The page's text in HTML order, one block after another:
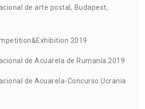
de arte postal, Budapest,
2019
de Acuarela de Rumanía 2019
de Acuarela-Concurso Ucrania